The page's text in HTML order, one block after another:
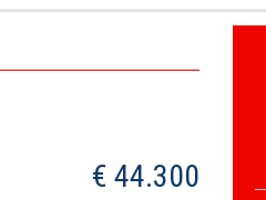
€ 44.300